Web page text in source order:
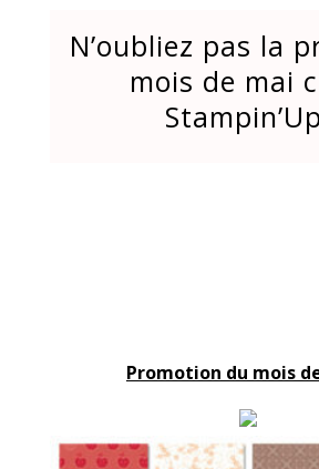
N’oubliez pas la
mois de mai
Promotion du mois